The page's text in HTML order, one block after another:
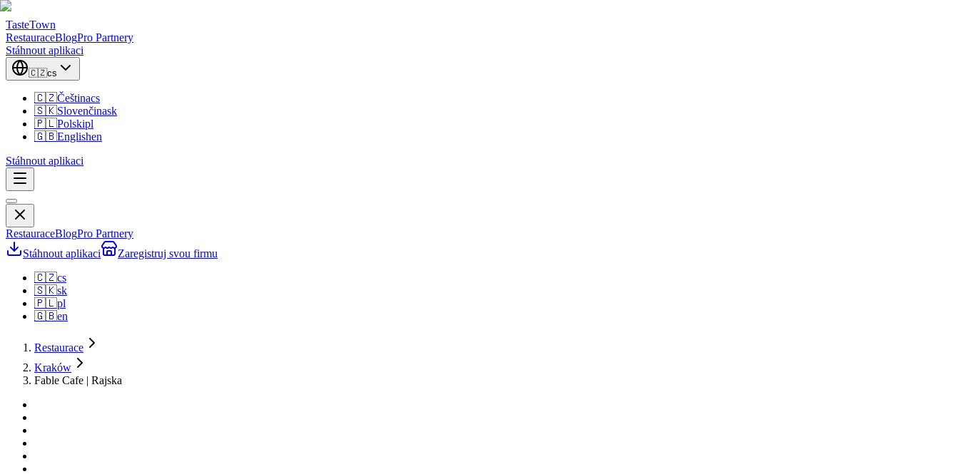
TasteTown
RestauraceBlogPro Partnery
Stáhnout aplikaci
🇨🇿cs
🇨🇿Češtinacs
🇸🇰Slovenčinask
🇵🇱Polskipl
🇬🇧Englishen
Stáhnout aplikaci
RestauraceBlogPro Partnery
Stáhnout aplikaci
Zaregistruj svou firmu
🇨🇿cs
🇸🇰sk
🇵🇱pl
🇬🇧en
Restaurace
Kraków
Fable Cafe | Rajska